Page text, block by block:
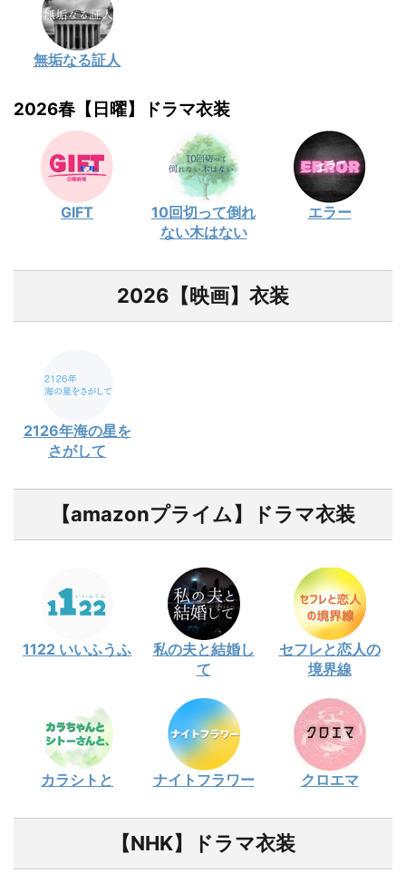
無垢なる証人
2026春【日曜】ドラマ衣装
GIFT
10回切って倒れ
ない木はない
エラー
2026【映画】衣装
2126年海の星を
さがして
【amazonプライム】ドラマ衣装
1122 いいふうふ
私の夫と結婚し
て
セフレと恋人の
境界線
カラシトと ナイトフラワー クロエマ
【NHK】ドラマ衣装